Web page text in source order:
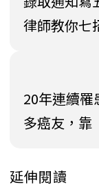
律師教你七
20年連續罹
多癌友，靠
延伸閱讀